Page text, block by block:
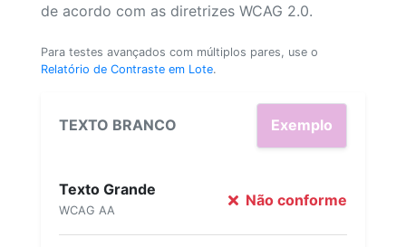
de acordo com as diretrizes WCAG 2.0.
Para testes avançados com múltiplos pares, use o
Relatório de Contraste em Lote.
TEXTO BRANCO Exemplo
Texto Grande
WCAG AA
Não conforme